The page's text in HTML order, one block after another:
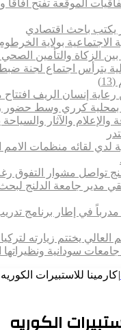
الموقعة تفتح
يكتب باحث اقتصادي
الاجتماعية بولاية
الزكاة والتأمين الصحي
يترأس اجتماع لجنة
رعاية إنسان الريف
بمحلية كرري وسط
والإعلام والآثار
لدي لقائه منظمات الامم
تواصل مشوار التفوق
مدير جامعة الدلنج
تخريج 115 مدرباً في إطار
العالي يختتم زيارته
سودانية ونظيراتها
|كارمينا للاستبيرات الكوريه
الكوريه